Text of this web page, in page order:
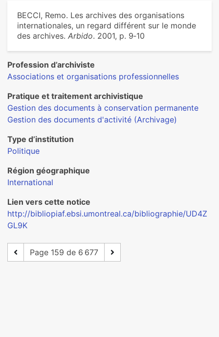
BECCI, Remo. Les archives des organisations
internationales, un regard différent sur le monde
des archives. Arbido. 2001, p. 9‑10
Profession d’archiviste
Associations et organisations professionnelles
Pratique et traitement archivistique
Gestion des documents à conservation permanente
Gestion des documents d'activité (Archivage)
Type d’institution
Politique
Région géographique
International
Lien vers cette notice
http://bibliopiaf.ebsi.umontreal.ca/bibliographie/UD4Z
GL9K
Page 159 de 6 677